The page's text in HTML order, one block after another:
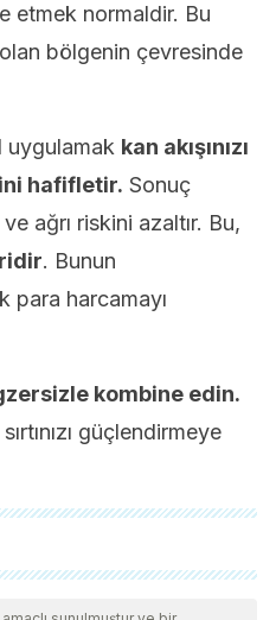
etmek normaldir. Bu
bölgenin çevresinde
uygulamak kan akışınızı
hafifletir. Sonuç
ağrı riskini azaltır. Bu,
. Bunun
para harcamayı
kombine edin.
güçlendirmeye
güvenilirliklerini,
sağlamak için ekibimiz